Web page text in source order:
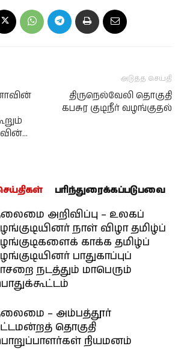
அடுத்த செய்தி
திருநெல்வேலி தொகுதி
கபசுர குடிநீர் வழங்குதல்
பரிந்துரைக்கப்படுபவை
அறிவிப்பு – உலகப்
நாள் விழா தமிழ்ப்
காக்க தமிழ்ப்
பாதுகாப்புப்
நடத்தும் மாபெரும்
– அம்பத்தூர்
தொகுதி
நியமனம்